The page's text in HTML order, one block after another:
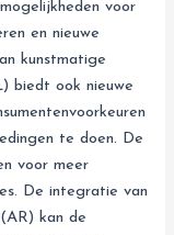
voor
en nieuwe
kunstmatige
biedt ook nieuwe
te doen. De
voor meer
De integratie van
kan de